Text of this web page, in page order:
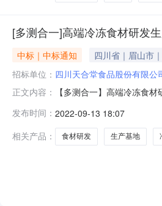
[多测合一]高端冷冻食材研发
中标｜中标通知 四川省｜眉山市
招标单位： 四川天合堂食品股份有限公
正文内容：
【多测合一】高端冷冻食
15:37:34四、中标须知请于
平台，所发布信息的真
发布时间： 2022-09-13 18:07
相关产品：
食材研发 生产基地